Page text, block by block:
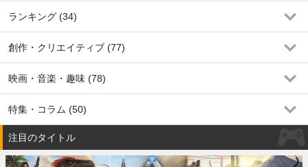
ランキング (34)
創作・クリエイティブ (77)
映画・音楽・趣味 (78)
特集・コラム (50)
注目のタイトル